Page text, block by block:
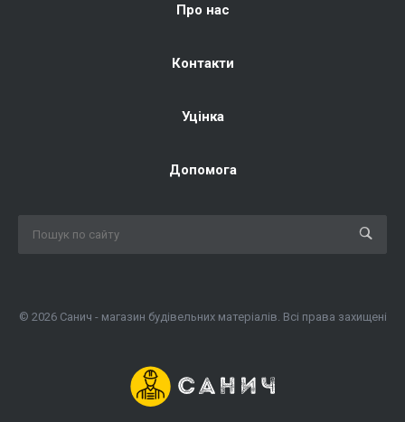
Про нас
Контакти
Уцінка
Допомога
© 2026 Санич - магазин будівельних матеріалів. Всі права захищені